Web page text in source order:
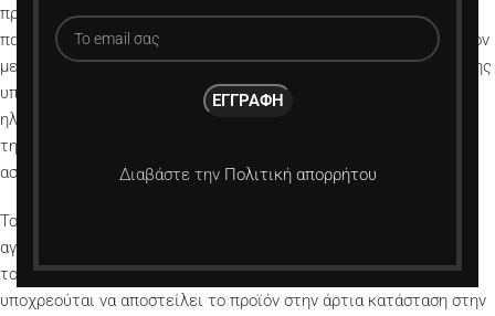
Διαβάστε την Πολιτική απορρήτου
προϊόντων, εντός προθεσμίας 14 ημερών από την ημερομηνία
παραλαβής της. Στην περίπτωση αυτή ο ίδιος επιβαρύνεται μόνον
με το κόστος αποστολής των προϊόντων. Η υποβολή της δήλωσης
υπαναχώρησης γίνεται με την αποστολή μηνύματος στην
ηλεκτρονική διεύθυνση
info@genuineperformance.gr
τηλεφωνικά στο
ασκείται από τον πελάτη μόνον μία φορά.
To δικαίωμα επιστροφής του προϊόντος αφορά ολόκληρο το
αγορασθέν προϊόν και δεν μπορεί να ασκηθεί επί τμήματος μόνο
του προϊόντος (π.χ. επί αξεσουάρ του προϊόντος). Ο πελάτης
υποχρεούται να αποστείλει το προϊόν στην άρτια κατάσταση στην